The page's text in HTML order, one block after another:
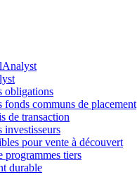
obligations
fonds communs de placement
de transaction
investisseurs
pour vente à découvert
programmes tiers
durable